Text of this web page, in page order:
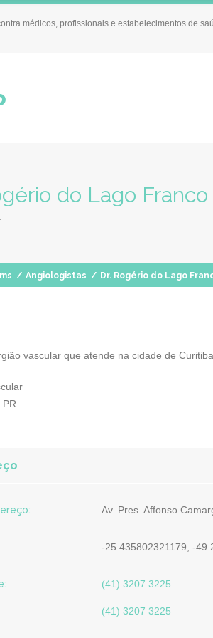
médicos, profissionais e estabelecimentos de
do Lago Franco
/ Angiologistas / Dr. Rogério do Lago
vascular que atende na cidade de Curitiba.
Av. Pres. Affonso
-25.435802321179, -
(41) 3207 3225
(41) 3207 3225